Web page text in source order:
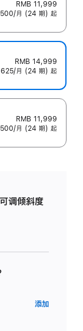
RMB 11,999
月 (24 期) 起
RMB 14,999
625/月 (24 期) 起
RMB 11,999
月 (24 期) 起
调倾斜度
添加